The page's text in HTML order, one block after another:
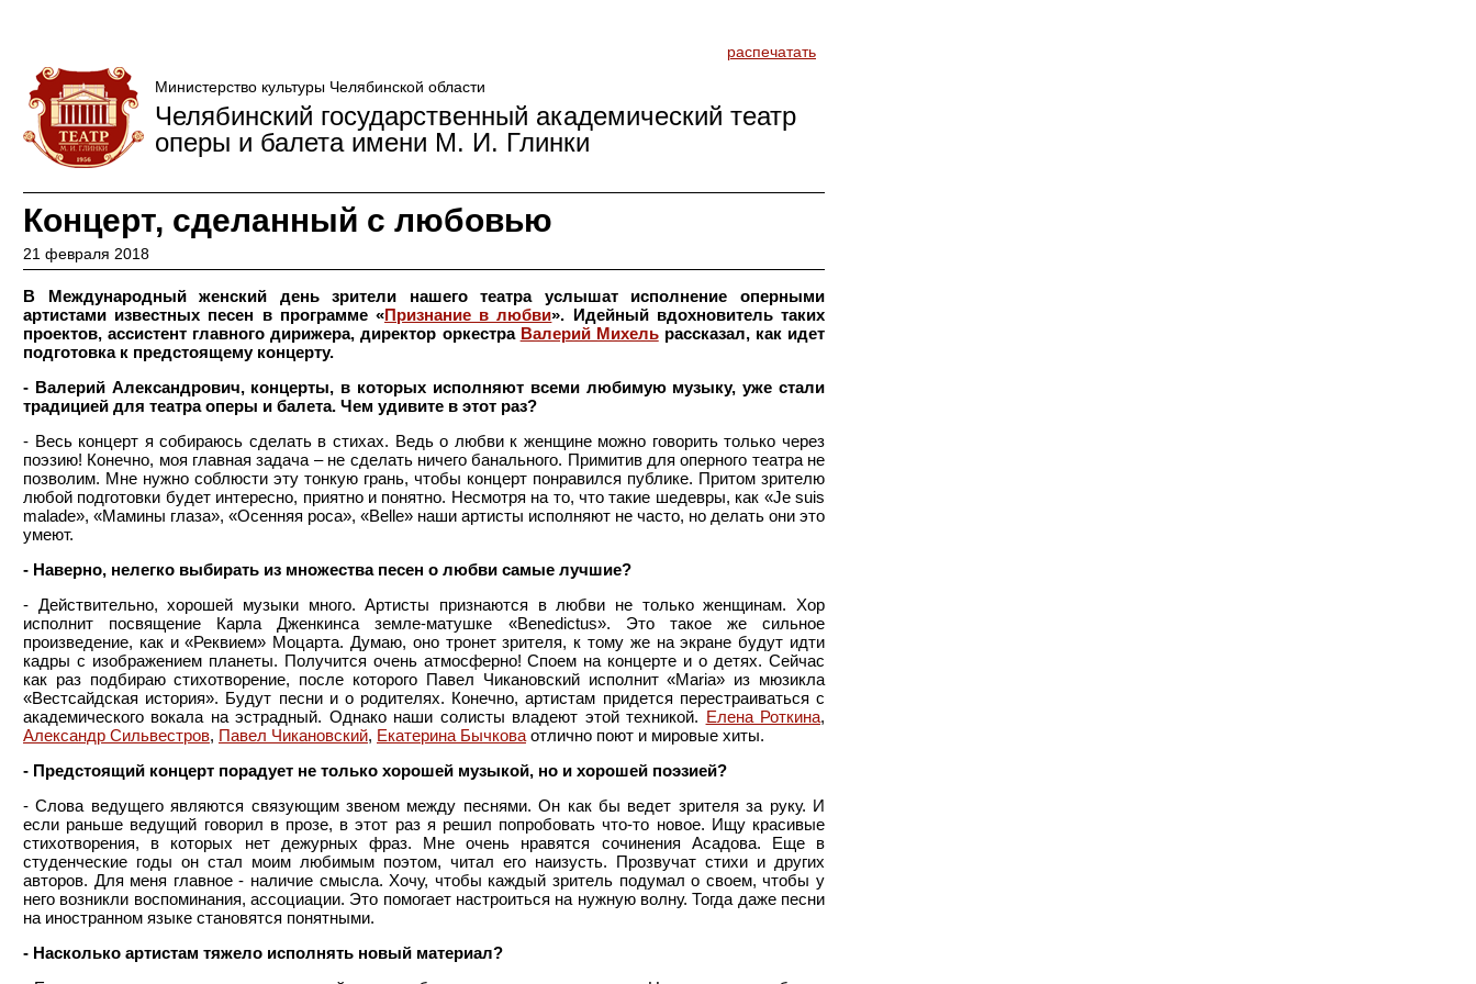
Министерство культуры Челябинской области
Челябинский государственный академический театр
оперы и балета имени М. И. Глинки
распечатать
Концерт, сделанный с любовью
21 февраля 2018
В Международный женский день зрители нашего театра услышат исполнение оперными
артистами известных песен в программе «Признание в любви». Идейный вдохновитель таких
проектов, ассистент главного дирижера, директор оркестра Валерий Михельрассказал, как идет
подготовка к предстоящему концерту.
- Валерий Александрович, концерты, в которых исполняют всеми любимую музыку, уже стали
традицией для театра оперы и балета. Чем удивите в этот раз?
- Весь концерт я собираюсь сделать в стихах. Ведь о любви к женщине можно говорить только через
поэзию! Конечно, моя главная задача – не сделать ничего банального. Примитив для оперного театра не
позволим. Мне нужно соблюсти эту тонкую грань, чтобы концерт понравился публике. Притом зрителю
любой подготовки будет интересно, приятно и понятно. Несмотря на то, что такие шедевры, как «Je suis
malade», «Мамины глаза», «Осенняя роса», «Belle» наши артисты исполняют не часто, но делать они это
умеют.
- Наверно, нелегко выбирать из множества песен о любви самые лучшие?
- Действительно, хорошей музыки много. Артисты признаются в любви не только женщинам. Хор
исполнит посвящение Карла Дженкинса земле-матушке «Benedictus». Это такое же сильное
произведение, как и «Реквием» Моцарта. Думаю, оно тронет зрителя, к тому же на экране будут идти
кадры с изображением планеты. Получится очень атмосферно! Споем на концерте и о детях. Сейчас
как раз подбираю стихотворение, после которого Павел Чикановский исполнит «Maria» из мюзикла
«Вестсайдская история». Будут песни и о родителях. Конечно, артистам придется перестраиваться с
академического вокала на эстрадный. Однако наши солисты владеют этой техникой. Елена Роткина,
Александр Сильвестров, Павел Чикановский, Екатерина Бычкова отлично поют и мировые хиты.
- Предстоящий концерт порадует не только хорошей музыкой, но и хорошей поэзией?
- Слова ведущего являются связующим звеном между песнями. Он как бы ведет зрителя за руку. И
если раньше ведущий говорил в прозе, в этот раз я решил попробовать что-то новое. Ищу красивые
стихотворения, в которых нет дежурных фраз. Мне очень нравятся сочинения Асадова. Еще в
студенческие годы он стал моим любимым поэтом, читал его наизусть. Прозвучат стихи и других
авторов. Для меня главное - наличие смысла. Хочу, чтобы каждый зритель подумал о своем, чтобы у
него возникли воспоминания, ассоциации. Это помогает настроиться на нужную волну. Тогда даже песни
на иностранном языке становятся понятными.
- Насколько артистам тяжело исполнять новый материал?